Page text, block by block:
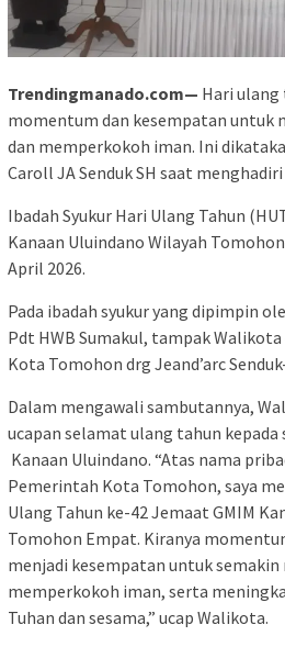
Trendingmanado.com— Hari
momentum dan kesempatan untuk
dan memperkokoh iman. Ini
Caroll JA Senduk SH saat menghadiri
Ibadah Syukur Hari Ulang Tahun
Kanaan Uluindano Wilayah
April 2026.
Pada ibadah syukur yang dipimpin
Pdt HWB Sumakul, tampak
Kota Tomohon drg Jeand’arc
Dalam mengawali sambutannya,
ucapan selamat ulang tahun kepada
Kanaan Uluindano. “Atas nama
Pemerintah Kota Tomohon, saya
Ulang Tahun ke-42 Jemaat GMIM
Tomohon Empat. Kiranya
menjadi kesempatan untuk
memperkokoh iman, serta
Tuhan dan sesama,” ucap Walikota.